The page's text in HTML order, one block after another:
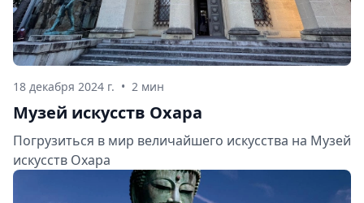
18 декабря 2024 г. • 2 мин
Музей искусств Охара
Погрузиться в мир величайшего искусства на Музей
искусств Охара